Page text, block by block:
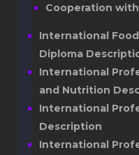
Cooperation
International
Diploma
International
and Nutrition
International
Description
International